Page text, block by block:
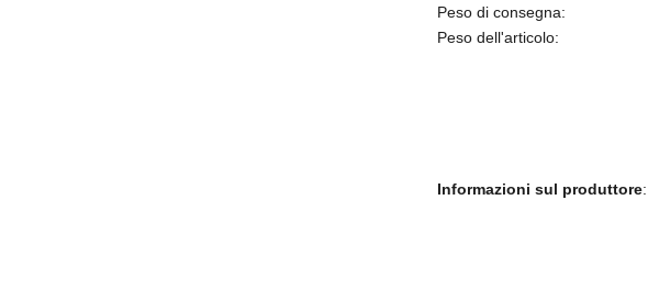
Peso di consegna:
Peso dell'articolo:
Informazioni sul produttore: